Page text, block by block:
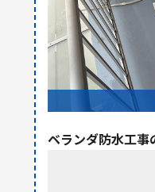
ベランダ防水工事